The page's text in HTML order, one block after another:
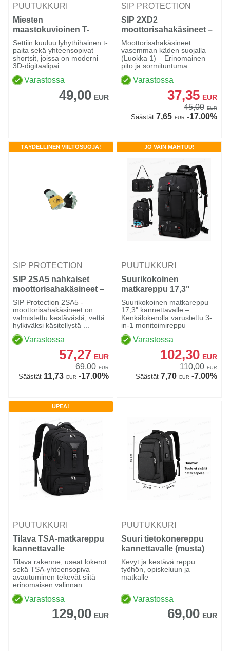
PUUTUKKURI
Miesten
maastokuvioinen T-
paita- ja shortsisetti
Settiin kuuluu lyhythihainen t-
paita sekä yhteensopivat
shortsit, joissa on moderni
3D-digitaalipai...
Varastossa
49,00 EUR
SIP PROTECTION
SIP 2XD2
moottorisahakäsineet –
vasen käsi
Moottorisahakäsineet
vasemman käden suojalla
(Luokka 1) – Erinomainen
pito ja sormituntuma
Varastossa
37,35 EUR
45,00 EUR
Säästät7,65 EUR -17.00%
TÄYDELLINEN VIILTOSUOJA!
SIP PROTECTION
SIP 2SA5 nahkaiset
moottorisahakäsineet –
luokka 1
SIP Protection 2SA5 -
moottorisahakäsineet on
valmistettu kestävästä, vettä
hylkiväksi käsitellystä ...
Varastossa
57,27 EUR
69,00 EUR
Säästät11,73 EUR -17.00%
JO VAIN MAHTUU!
PUUTUKKURI
Suurikokoinen
matkareppu 17,3"
Suurikokoinen matkareppu
17,3" kannettavalle –
Kenkälokerolla varustettu 3-
in-1 monitoimireppu
Varastossa
102,30 EUR
110,00 EUR
Säästät7,70 EUR -7.00%
UPEA!
PUUTUKKURI
Tilava TSA-matkareppu
kannettavalle
tietokoneelle
Tilava rakenne, useat lokerot
sekä TSA-yhteensopiva
avautuminen tekevät siitä
erinomaisen valinnan ...
Varastossa
129,00 EUR
PUUTUKKURI
Suuri tietokonereppu
kannettavalle (musta)
Kevyt ja kestävä reppu
työhön, opiskeluun ja
matkalle
Varastossa
69,00 EUR